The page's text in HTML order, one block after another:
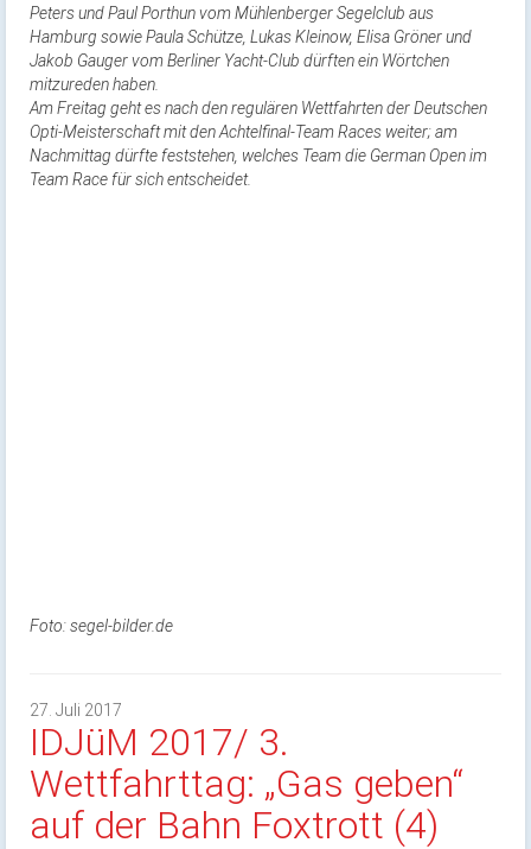
Peters und Paul Porthun vom Mühlenberger Segelclub aus
Hamburg sowie Paula Schütze, Lukas Kleinow, Elisa Gröner und
Jakob Gauger vom Berliner Yacht-Club dürften ein Wörtchen
mitzureden haben.
Am Freitag geht es nach den regulären Wettfahrten der Deutschen
Opti-Meisterschaft mit den Achtelfinal-Team Races weiter; am
Nachmittag dürfte feststehen, welches Team die German Open im
Team Race für sich entscheidet.
Foto: segel-bilder.de
27. Juli 2017
IDJüM 2017/ 3.
Wettfahrttag: „Gas geben“
auf der Bahn Foxtrott (4)